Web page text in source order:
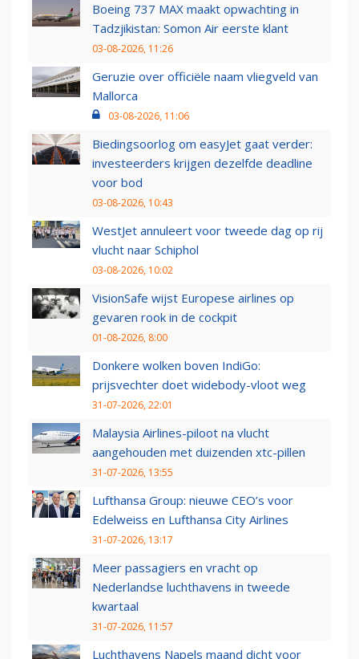
Boeing 737 MAX maakt opwachting in
Tadzjikistan: Somon Air eerste klant
03-08-2026, 11:26
Geruzie over officiële naam vliegveld van
Mallorca
03-08-2026, 11:06
Biedingsoorlog om easyJet gaat verder:
investeerders krijgen dezelfde deadline
voor bod
03-08-2026, 10:43
WestJet annuleert voor tweede dag op rij
vlucht naar Schiphol
03-08-2026, 10:02
VisionSafe wijst Europese airlines op
gevaren rook in de cockpit
01-08-2026, 8:00
Donkere wolken boven IndiGo:
prijsvechter doet widebody-vloot weg
31-07-2026, 22:01
Malaysia Airlines-piloot na vlucht
aangehouden met duizenden xtc-pillen
31-07-2026, 13:55
Lufthansa Group: nieuwe CEO’s voor
Edelweiss en Lufthansa City Airlines
31-07-2026, 13:17
Meer passagiers en vracht op
Nederlandse luchthavens in tweede
kwartaal
31-07-2026, 11:57
Luchthavens Napels maand dicht voor